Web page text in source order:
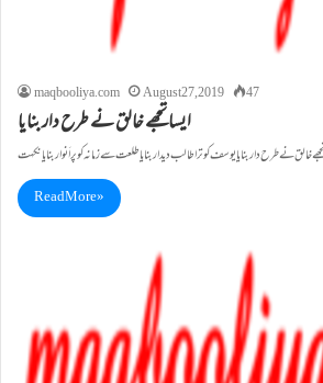
maqbooliya.com August 27, 2019 47
ایسا تجھے خالق نے طرح دار بنایا
Read More »